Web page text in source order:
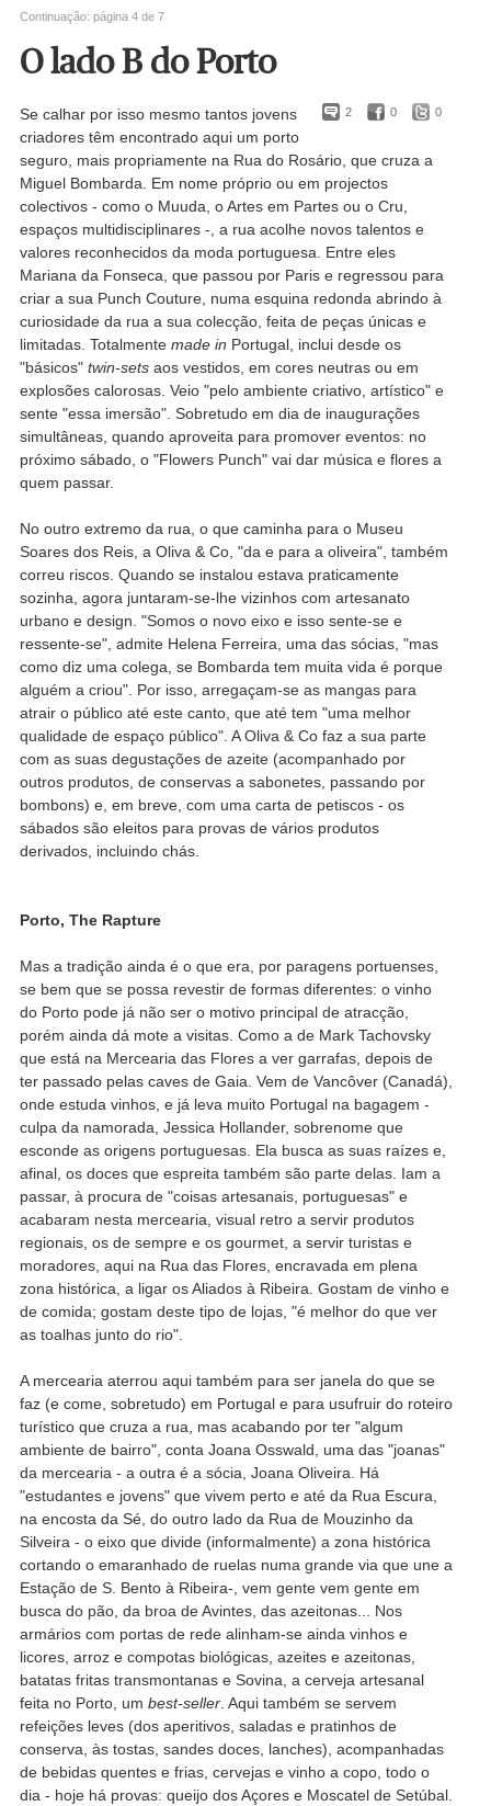
Continuação: página 4 de 7
O lado B do Porto
2 0 0
Se calhar por isso mesmo tantos jovens
criadores têm encontrado aqui um porto
seguro, mais propriamente na Rua do Rosário, que cruza a
Miguel Bombarda. Em nome próprio ou em projectos
colectivos - como o Muuda, o Artes em Partes ou o Cru,
espaços multidisciplinares -, a rua acolhe novos talentos e
valores reconhecidos da moda portuguesa. Entre eles
Mariana da Fonseca, que passou por Paris e regressou para
criar a sua Punch Couture, numa esquina redonda abrindo à
curiosidade da rua a sua colecção, feita de peças únicas e
limitadas. Totalmente made in Portugal, inclui desde os
"básicos"twin-sets aos vestidos, em cores neutras ou em
explosões calorosas. Veio "pelo ambiente criativo, artístico" e
sente "essa imersão". Sobretudo em dia de inaugurações
simultâneas, quando aproveita para promover eventos: no
próximo sábado, o "Flowers Punch" vai dar música e flores a
quem passar.
No outro extremo da rua, o que caminha para o Museu
Soares dos Reis, a Oliva & Co, "da e para a oliveira", também
correu riscos. Quando se instalou estava praticamente
sozinha, agora juntaram-se-lhe vizinhos com artesanato
urbano e design. "Somos o novo eixo e isso sente-se e
ressente-se", admite Helena Ferreira, uma das sócias, "mas
como diz uma colega, se Bombarda tem muita vida é porque
alguém a criou". Por isso, arregaçam-se as mangas para
atrair o público até este canto, que até tem "uma melhor
qualidade de espaço público". A Oliva & Co faz a sua parte
com as suas degustações de azeite (acompanhado por
outros produtos, de conservas a sabonetes, passando por
bombons) e, em breve, com uma carta de petiscos - os
sábados são eleitos para provas de vários produtos
derivados, incluindo chás.
Porto, The Rapture
Mas a tradição ainda é o que era, por paragens portuenses,
se bem que se possa revestir de formas diferentes: o vinho
do Porto pode já não ser o motivo principal de atracção,
porém ainda dá mote a visitas. Como a de Mark Tachovsky
que está na Mercearia das Flores a ver garrafas, depois de
ter passado pelas caves de Gaia. Vem de Vancôver (Canadá),
onde estuda vinhos, e já leva muito Portugal na bagagem -
culpa da namorada, Jessica Hollander, sobrenome que
esconde as origens portuguesas. Ela busca as suas raízes e,
afinal, os doces que espreita também são parte delas. Iam a
passar, à procura de "coisas artesanais, portuguesas" e
acabaram nesta mercearia, visual retro a servir produtos
regionais, os de sempre e os gourmet, a servir turistas e
moradores, aqui na Rua das Flores, encravada em plena
zona histórica, a ligar os Aliados à Ribeira. Gostam de vinho e
de comida; gostam deste tipo de lojas, "é melhor do que ver
as toalhas junto do rio".
A mercearia aterrou aqui também para ser janela do que se
faz (e come, sobretudo) em Portugal e para usufruir do roteiro
turístico que cruza a rua, mas acabando por ter "algum
ambiente de bairro", conta Joana Osswald, uma das "joanas"
da mercearia - a outra é a sócia, Joana Oliveira. Há
"estudantes e jovens" que vivem perto e até da Rua Escura,
na encosta da Sé, do outro lado da Rua de Mouzinho da
Silveira - o eixo que divide (informalmente) a zona histórica
cortando o emaranhado de ruelas numa grande via que une a
Estação de S. Bento à Ribeira-, vem gente vem gente em
busca do pão, da broa de Avintes, das azeitonas... Nos
armários com portas de rede alinham-se ainda vinhos e
licores, arroz e compotas biológicas, azeites e azeitonas,
batatas fritas transmontanas e Sovina, a cerveja artesanal
feita no Porto, um best-seller. Aqui também se servem
refeições leves (dos aperitivos, saladas e pratinhos de
conserva, às tostas, sandes doces, lanches), acompanhadas
de bebidas quentes e frias, cervejas e vinho a copo, todo o
dia - hoje há provas: queijo dos Açores e Moscatel de Setúbal.